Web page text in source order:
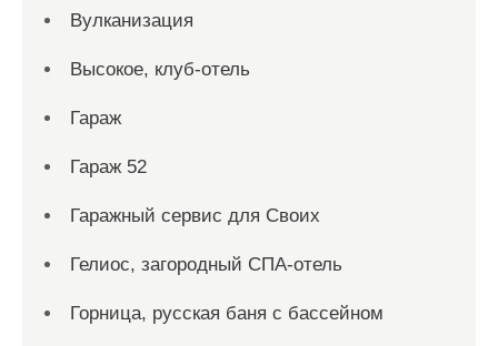
Вулканизация
Высокое, клуб-отель
Гараж
Гараж 52
Гаражный сервис для Своих
Гелиос, загородный СПА-отель
Горница, русская баня с бассейном